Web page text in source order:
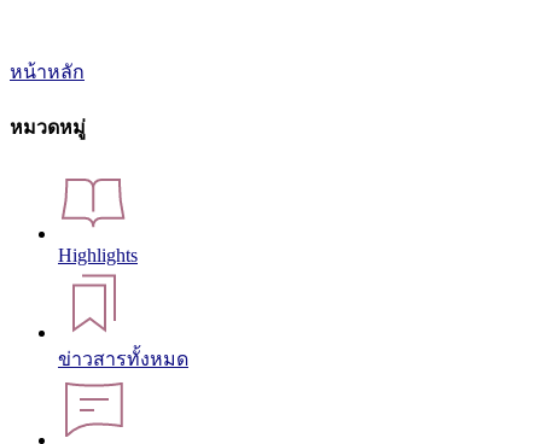
หน้าหลัก
หมวดหมู่
Highlights
ข่าวสารทั้งหมด